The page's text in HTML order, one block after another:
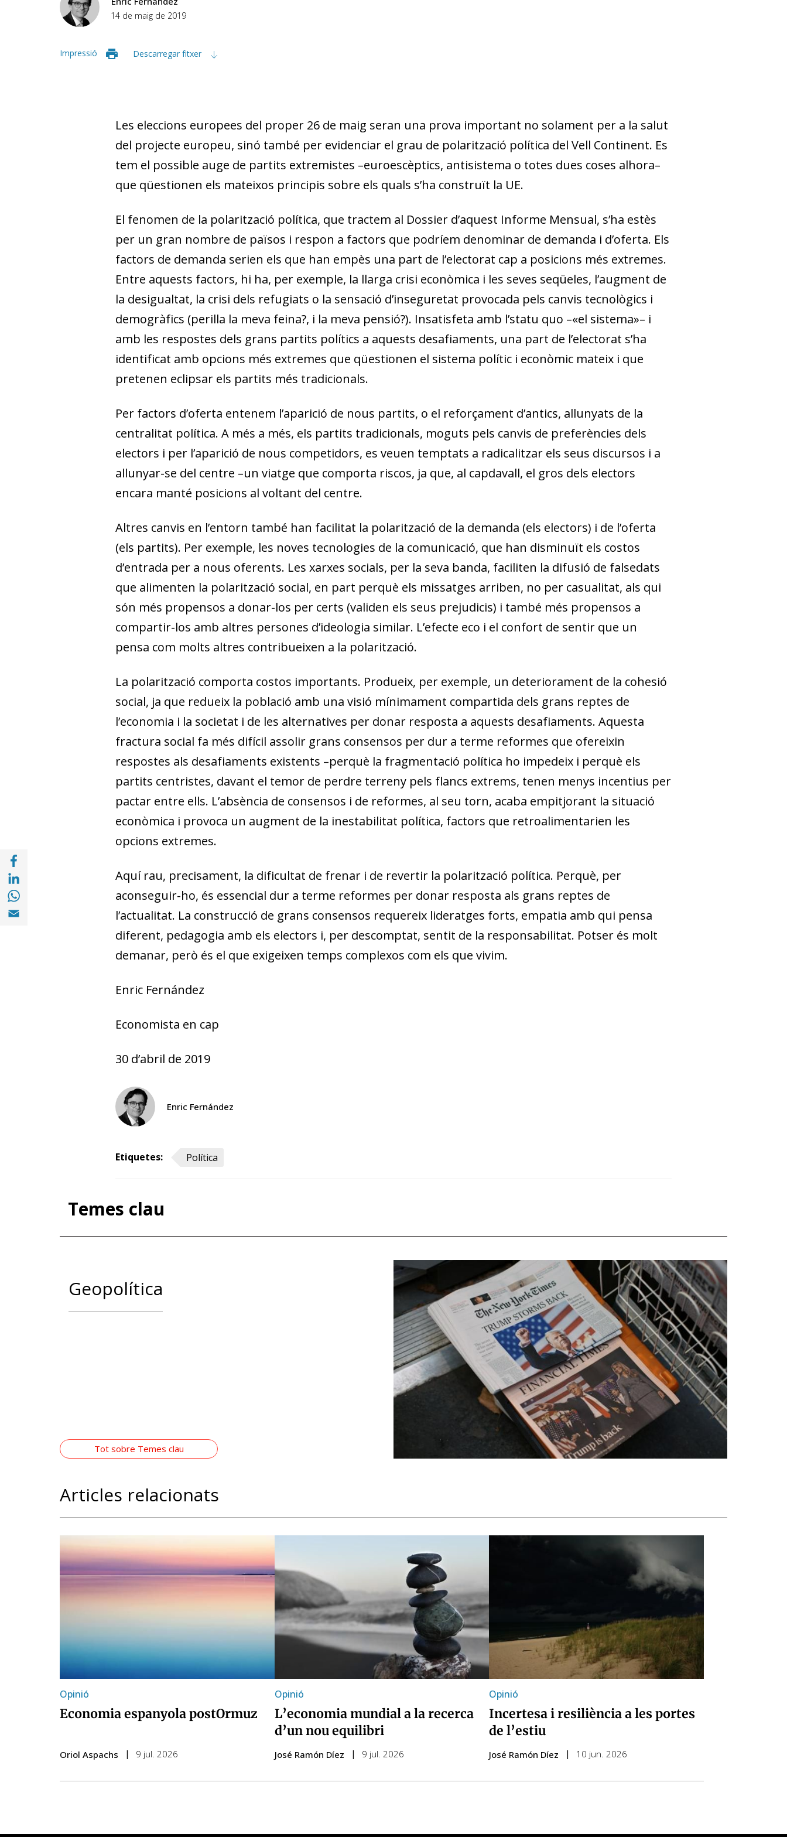
14 de maig de 2019
Impressió Descarregar fitxer
Compartir a with Linkedin (opens in a new window)
Compartir a with Whatsapp (opens in a new window)
Compartir a Email (opens in a new window)
Les eleccions europees del proper 26 de maig seran una prova important no solament per a la salut
del projecte europeu, sinó també per evidenciar el grau de polarització política del Vell Continent. Es
tem el possible auge de partits extremistes –euroescèptics, antisistema o totes dues coses alhora–
que qüestionen els mateixos principis sobre els quals s’ha construït la UE.
El fenomen de la polarització política, que tractem al Dossier d’aquest Informe Mensual, s’ha estès
per un gran nombre de països i respon a factors que podríem denominar de demanda i d’oferta. Els
factors de demanda serien els que han empès una part de l’electorat cap a posicions més extremes.
Entre aquests factors, hi ha, per exemple, la llarga crisi econòmica i les seves seqüeles, l’augment de
la desigualtat, la crisi dels refugiats o la sensació d’inseguretat provocada pels canvis tecnològics i
demogràfics (perilla la meva feina?, i la meva pensió?). Insatisfeta amb l’statu quo –«el sistema»– i
amb les respostes dels grans partits polítics a aquests desafiaments, una part de l’electorat s’ha
identificat amb opcions més extremes que qüestionen el sistema polític i econòmic mateix i que
pretenen eclipsar els partits més tradicionals.
Per factors d’oferta entenem l’aparició de nous partits, o el reforçament d’antics, allunyats de la
centralitat política. A més a més, els partits tradicionals, moguts pels canvis de preferències dels
electors i per l’aparició de nous competidors, es veuen temptats a radicalitzar els seus discursos i a
allunyar-se del centre –un viatge que comporta riscos, ja que, al capdavall, el gros dels electors
encara manté posicions al voltant del centre.
Altres canvis en l’entorn també han facilitat la polarització de la demanda (els electors) i de l’oferta
(els partits). Per exemple, les noves tecnologies de la comunicació, que han disminuït els costos
d’entrada per a nous oferents. Les xarxes socials, per la seva banda, faciliten la difusió de falsedats
que alimenten la polarització social, en part perquè els missatges arriben, no per casualitat, als qui
són més propensos a donar-los per certs (validen els seus prejudicis) i també més propensos a
compartir-los amb altres persones d’ideologia similar. L’efecte eco i el confort de sentir que un
pensa com molts altres contribueixen a la polarització.
La polarització comporta costos importants. Produeix, per exemple, un deteriorament de la cohesió
social, ja que redueix la població amb una visió mínimament compartida dels grans reptes de
l’economia i la societat i de les alternatives per donar resposta a aquests desafiaments. Aquesta
fractura social fa més difícil assolir grans consensos per dur a terme reformes que ofereixin
respostes als desafiaments existents –perquè la fragmentació política ho impedeix i perquè els
partits centristes, davant el temor de perdre terreny pels flancs extrems, tenen menys incentius per
pactar entre ells. L’absència de consensos i de reformes, al seu torn, acaba empitjorant la situació
econòmica i provoca un augment de la inestabilitat política, factors que retroalimentarien les
opcions extremes.
Aquí rau, precisament, la dificultat de frenar i de revertir la polarització política. Perquè, per
aconseguir-ho, és essencial dur a terme reformes per donar resposta als grans reptes de
l’actualitat. La construcció de grans consensos requereix lideratges forts, empatia amb qui pensa
diferent, pedagogia amb els electors i, per descomptat, sentit de la responsabilitat. Potser és molt
demanar, però és el que exigeixen temps complexos com els que vivim.
Enric Fernández
Economista en cap
30 d’abril de 2019
Enric Fernández
Etiquetes: Política
Temes clau
Geopolítica
Tot sobre Temes clau
Articles relacionats
Opinió
Economia espanyola postOrmuz
Oriol Aspachs 9 jul. 2026
Opinió
L’economia mundial a la recerca
d’un nou equilibri
José Ramón Díez 9 jul. 2026
Opinió
Incertesa i resiliència a les portes
de l’estiu
José Ramón Díez 10 jun. 2026